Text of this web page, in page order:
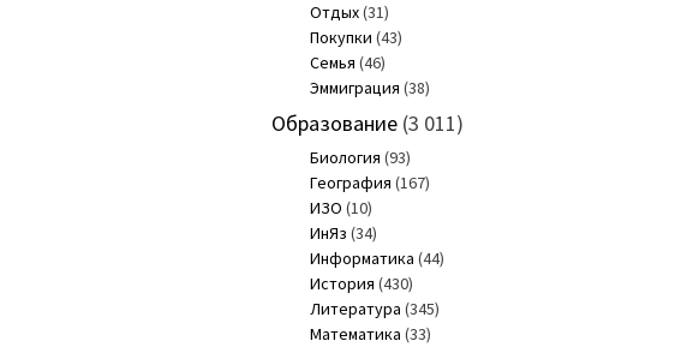
Отдых(31)
Покупки (43)
Семья (46)
Эммиграция (38)
Образование(3 011)
Биология (93)
География (167)
ИЗО (10)
ИнЯз (34)
Информатика (44)
История (430)
Литература (345)
Математика (33)